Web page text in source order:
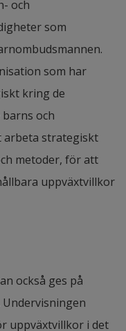
och
som
som har
kring de
och
arbeta strategiskt
metoder, för att
uppväxtvillkor
också ges på
Undervisningen
uppväxtvillkor i det